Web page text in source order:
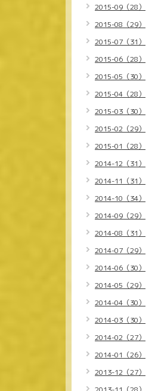
2015-09（28）
2015-08（29）
2015-07（31）
2015-06（28）
2015-05（30）
2015-04（28）
2015-03（30）
2015-02（29）
2015-01（28）
2014-12（31）
2014-11（31）
2014-10（34）
2014-09（29）
2014-08（31）
2014-07（29）
2014-06（30）
2014-05（29）
2014-04（30）
2014-03（30）
2014-02（27）
2014-01（26）
2013-12（27）